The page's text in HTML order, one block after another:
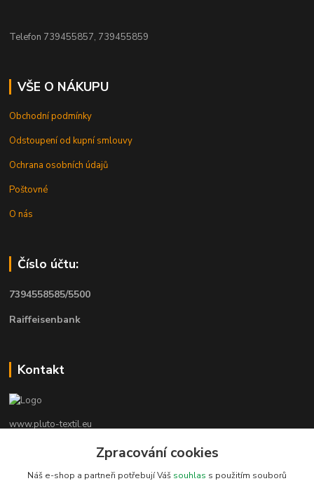
Telefon 739455857, 739455859
VŠE O NÁKUPU
Obchodní podmínky
Odstoupení od kupní smlouvy
Ochrana osobních údajů
Poštovné
O nás
Číslo účtu:
7394558585/5500
Raiffeisenbank
Kontakt
www.pluto-textil.eu
+420 739 455 857
Zpracování cookies
Náš e-shop a partneři potřebují Váš souhlas s použitím souborů